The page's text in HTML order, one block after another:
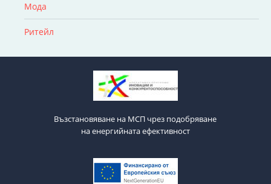
Мода
Ритейл
Възстановяване на МСП чрез подобряване
на енергийната ефективност